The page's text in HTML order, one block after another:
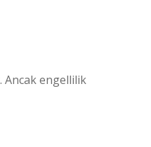
Ancak engellilik